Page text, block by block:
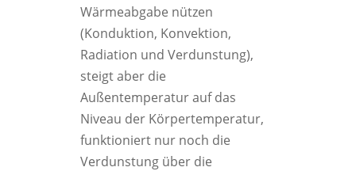
Wärmeabgabe nützen
(Konduktion, Konvektion,
Radiation und Verdunstung),
steigt aber die
Außentemperatur auf das
Niveau der Körpertemperatur,
funktioniert nur noch die
Verdunstung über die